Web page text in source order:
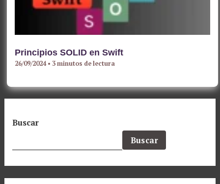
Principios SOLID en Swift
26/09/2024• 3 minutos de lectura
Buscar
Buscar